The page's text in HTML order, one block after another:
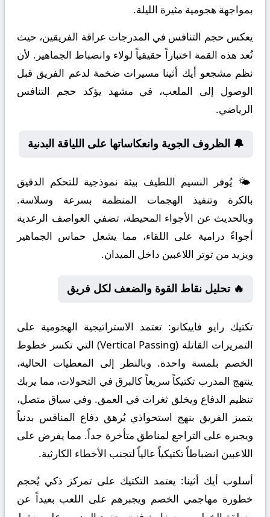
بمواجهة هجومية مثيرة الليلة.
يعكس حجم التنافس في المدرجات عراقة الفريقين، حيث
تُعد هذه القمة اختباراً حقيقياً لولاء وانضباط الجماهير. لأن
نظم مشجعو أيك أثينا مسيرات ضخمة لدعم الفريق قبل
الوصول إلى الملعب، في مشهد يؤكد حجم التنافس
الرياضي.
🔔 الظروف الجوية وانعكاساتها على اللياقة البدنية
🌤️ يُوفر النسيم اللطيف بيئة نموذجية للتحكم الدقيق
بالكرة وتنفيذ الهجمات المنظمة بسرعة وسلاسة.
وبالحديث عن الأجواء المحيطة، تضفي العواصف الرعدية
أجواءً درامية على اللقاء، مما يشعل حماس الجماهير
ويزيد من توتر اللاعبين داخل الميدان.
🔥 تحليل نقاط القوة والضعف لكل فريق
تكتيك رايو فاييكانو: تعتمد الاستراتيجية الهجومية على
التمريرات القاتلة (Vertical Passing) التي تكسر خطوط
الخصم بلمسة واحدة. وبالنظر إلى المعطيات الحالية،
ينتهج المدرب تكتيكاً سريعاً كالبرق في التحولات، مما يربك
تنظيم الدفاع ويخلق ثغرات في العمق. وفي سياق متصل،
يتميز الفريق بنهج استحواذي يُرهق دفاع المنافس بدنياً
ويجبره على التراجع لمناطق متأخرة جداً. مما يفرض على
اللاعبين انضباطاً تكتيكياً عالياً لتجنب الأخطاء الكارثية.
أسلوب أيك أثينا: يعتمد التكتيك على تمركز ذكي يُحجم
خطورة مهاجمي الخصم ويجبرهم على اللعب بعيداً عن